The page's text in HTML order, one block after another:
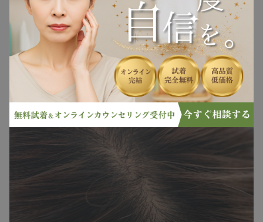
ヘアスタイル
抜け毛
白髪
薄毛
ている
部分ウィッグを使ったつむじの隠し方